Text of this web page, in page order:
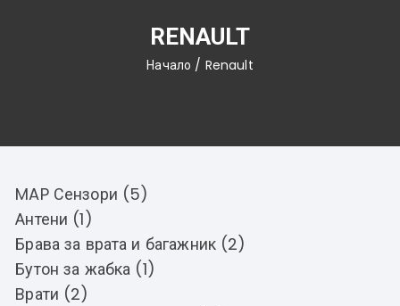
RENAULT
Начало / Renault
MAP Сензори (5)
Антени (1)
Брава за врата и багажник (2)
Бутон за жабка (1)
Врати (2)